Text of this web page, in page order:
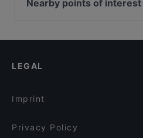
Nearby points of interest
U-Bahn Rudolfplatz, Cologne
LEGAL
Imprint
Privacy Policy